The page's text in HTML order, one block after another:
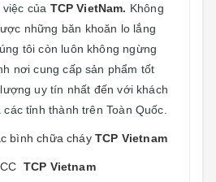
của TCP VietNam. Không
những băn khoăn lo lắng
tôi còn luôn không ngừng
nơi cung cấp sản phẩm tốt
uy tín nhất đến với khách
tỉnh thành trên Toàn Quốc.
bình chữa cháy TCP Vietnam
TCP Vietnam